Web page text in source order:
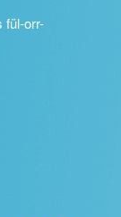
fül-orr-